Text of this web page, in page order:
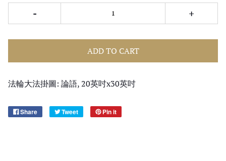
- +
ADD TO CART
法輪大法掛圖: 論語, 20英吋x30英吋
Share Tweet Pin it